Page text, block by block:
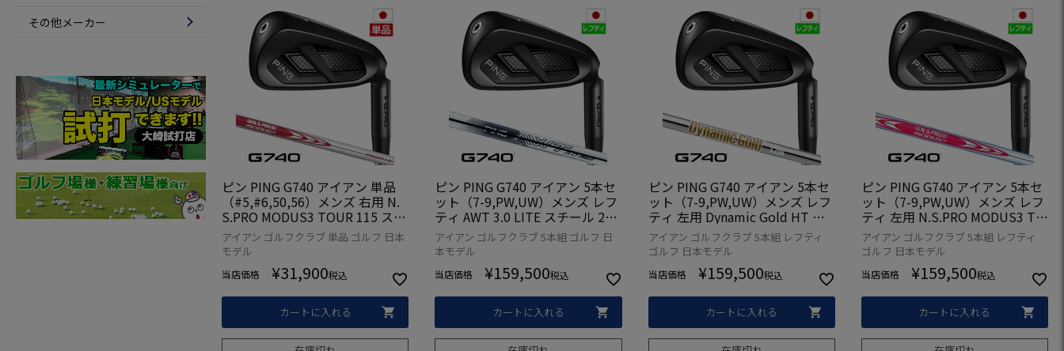
その他メーカー
ピン PING G740 アイアン 単品
（#5,#6,50,56）メンズ 右用 N.
S.PRO MODUS3 TOUR 115 スチ
ール 2026年モデル 日本正規品
日本モデル ゴルフ ゴルフクラブ
右利き
アイアン ゴルフクラブ 単品 ゴルフ 日本
モデル
当店価格 ¥31,900税込
カートに入れる
ピン PING G740 アイアン 5本セ
ット（7-9,PW,UW）メンズ レフ
ティ AWT 3.0 LITE スチール 202
6年モデル 日本正規品 日本モデ
ル ゴルフ ゴルフクラブ 左用 左
利き
アイアン ゴルフクラブ 5本組 ゴルフ 日
本モデル
当店価格 ¥159,500税込
カートに入れる
ピン PING G740 アイアン 5本セ
ット（7-9,PW,UW）メンズ レフ
ティ 左用 Dynamic Gold HT ス
チール 2026年モデル 日本正規品
ゴルフクラブ
アイアン ゴルフクラブ 5本組 レフティ
ゴルフ 日本モデル
当店価格 ¥159,500税込
カートに入れる
ピン PING G740 アイアン 5本セ
ット（7-9,PW,UW）メンズ レフ
ティ 左用 N.S.PRO MODUS3 TO
UR 120 スチール 2026年モデル
日本正規品 ゴルフクラブ
アイアン ゴルフクラブ 5本組 レフティ
ゴルフ 日本モデル
当店価格 ¥159,500税込
カートに入れる